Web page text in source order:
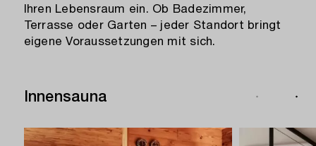
Ihren Lebensraum ein. Ob Badezimmer,
Terrasse oder Garten – jeder Standort bringt
eigene Voraussetzungen mit sich.
Innensauna